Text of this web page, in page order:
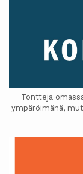
Tontteja
ympäröimänä,